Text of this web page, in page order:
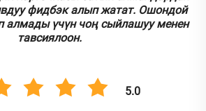
фидбэк алып жатат. Ошондой
алмады үчүн чоң сыйлашуу менен
тавсиялоон.
5.0